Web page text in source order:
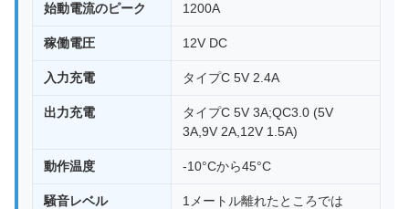
始動電流のピーク 1200A
稼働電圧 12V DC
入力充電 タイプC 5V 2.4A
出力充電
タイプC 5V 3A;QC3.0 (5V
3A,9V 2A,12V 1.5A)
動作温度 -10°Cから45°C
騒音レベル
1メートル離れたところでは